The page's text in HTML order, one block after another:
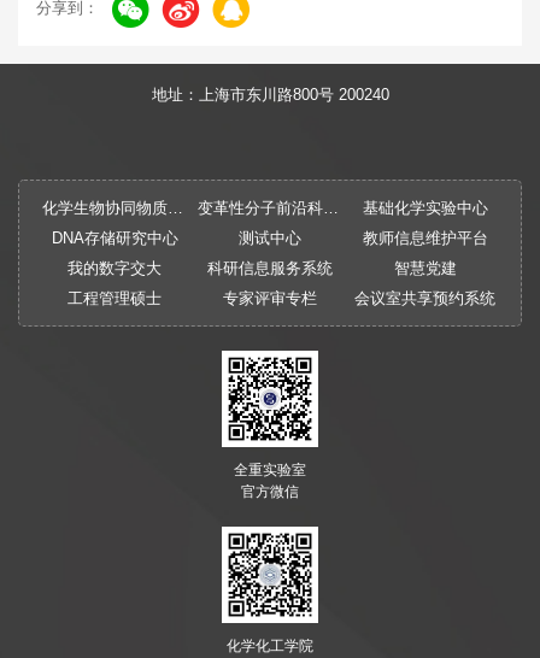
分享到：
地址：上海市东川路800号 200240
化学生物协同物质创制全国重点实验室 变革性分子前沿科学中心
基础化学实验中心
DNA存储研究中心
测试中心
教师信息维护平台
我的数字交大
科研信息服务系统
智慧党建
工程管理硕士
专家评审专栏 会议室共享预约系统
全重实验室
官方微信
化学化工学院